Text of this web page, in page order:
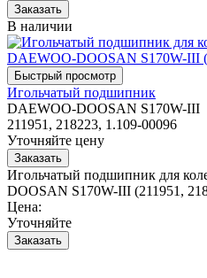
В наличии
Игольчатый подшипник
DAEWOO-DOOSAN S170W-III
211951, 218223, 1.109-00096
Уточняйте цену
Игольчатый подшипник для
DOOSAN S170W-III (211951,
Цена:
Уточняйте